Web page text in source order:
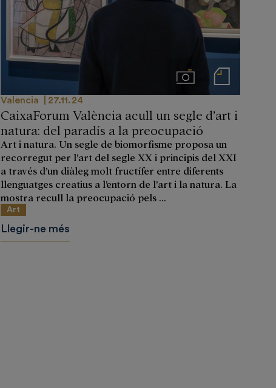
ImágenesNotas de prensa
Valencia 27.11.24
CaixaForum València acull un segle d’art i
natura: del paradís a la preocupació
Art i natura. Un segle de biomorfisme proposa un
recorregut per l’art del segle XX i principis del XXI
a través d’un diàleg molt fructífer entre diferents
llenguatges creatius a l’entorn de l’art i la natura. La
mostra recull la preocupació pels ...
Art
Llegir-ne més